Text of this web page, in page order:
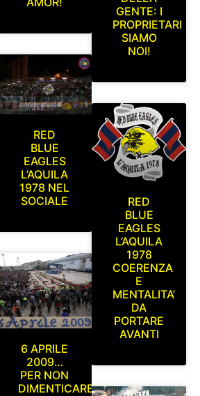
RED
BLUE
EAGLES
L’AQUILA
1978 NEL
SOCIALE
6 APRILE
2009…
PER NON
DIMENTICARE
GENTE: I
PROPRIETARI
SIAMO
NOI!
RED
BLUE
EAGLES
L’AQUILA
1978
COERENZA
E
MENTALITA’
DA
PORTARE
AVANTI